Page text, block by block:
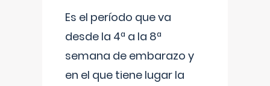
Es el período que va
desde la 4ª a la 8ª
semana de embarazo y
en el que tiene lugar la